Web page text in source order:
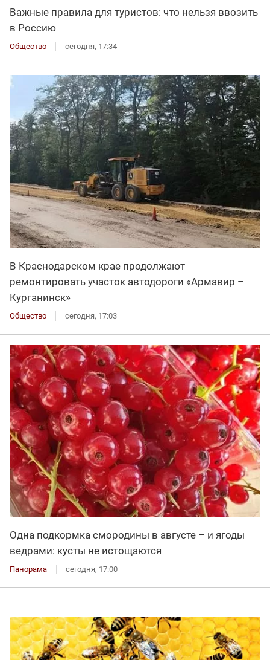
Важные правила для туристов: что нельзя ввозить
в Россию
Общество сегодня, 17:34
В Краснодарском крае продолжают
ремонтировать участок автодороги «Армавир –
Курганинск»
Общество сегодня, 17:03
Одна подкормка смородины в августе – и ягоды
ведрами: кусты не истощаются
Панорама сегодня, 17:00